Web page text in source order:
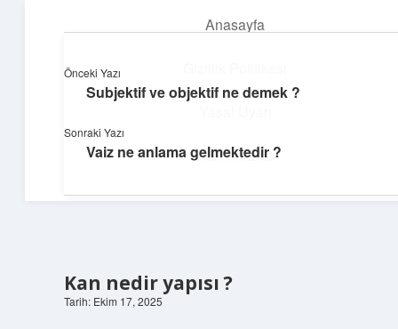
Anasayfa
Hakkımızda
Dijital Köşe
Güncel paylaşımlar ve ilginç keşiflerle dolu içerikler.
Kan nedir yapısı ?
Tarih: Ekim 17, 2025
Önceki Yazı
Subjektif ve objektif ne demek ?
Sonraki Yazı
Vaiz ne anlama gelmektedir ?